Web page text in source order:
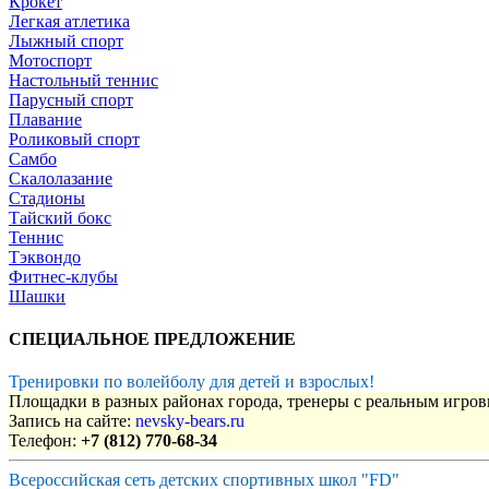
Легкая атлетика
Лыжный спорт
Мотоспорт
Настольный теннис
Парусный спорт
Плавание
Роликовый спорт
Самбо
Скалолазание
Стадионы
Тайский бокс
Теннис
Тэквондо
Фитнес-клубы
Шашки
СПЕЦИАЛЬНОЕ ПРЕДЛОЖЕНИЕ
Тренировки по волейболу для детей и взрослых!
Площадки в разных районах города, тренеры с реальным
Запись на сайте: nevsky-bears.ru
Телефон: +7 (812) 770-68-34
Всероссийская сеть детских спортивных школ "FD"